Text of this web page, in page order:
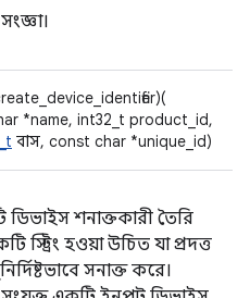
*name, int32_t product_id,
বাস, const char *unique_id)
ডিভাইস শনাক্তকারী তৈরি
হওয়া উচিত যা প্রদত্ত
সনাক্ত করে।